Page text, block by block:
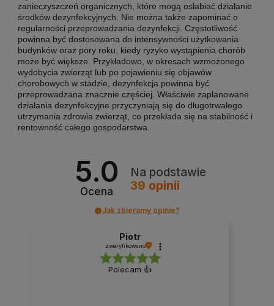
zanieczyszczeń organicznych, które mogą osłabiać działanie
środków dezynfekcyjnych. Nie można także zapominać o
regularności przeprowadzania dezynfekcji. Częstotliwość
powinna być dostosowana do intensywności użytkowania
budynków oraz pory roku, kiedy ryzyko wystąpienia chorób
może być większe. Przykładowo, w okresach wzmożonego
wydobycia zwierząt lub po pojawieniu się objawów
chorobowych w stadzie, dezynfekcja powinna być
przeprowadzana znacznie częściej. Właściwie zaplanowane
działania dezynfekcyjne przyczyniają się do długotrwałego
utrzymania zdrowia zwierząt, co przekłada się na stabilność i
rentowność całego gospodarstwa.
5.0
Ocena
Na podstawie
39 opinii
Jak zbieramy opinie?
Piotr
zweryfikowano
Polecam 👍️